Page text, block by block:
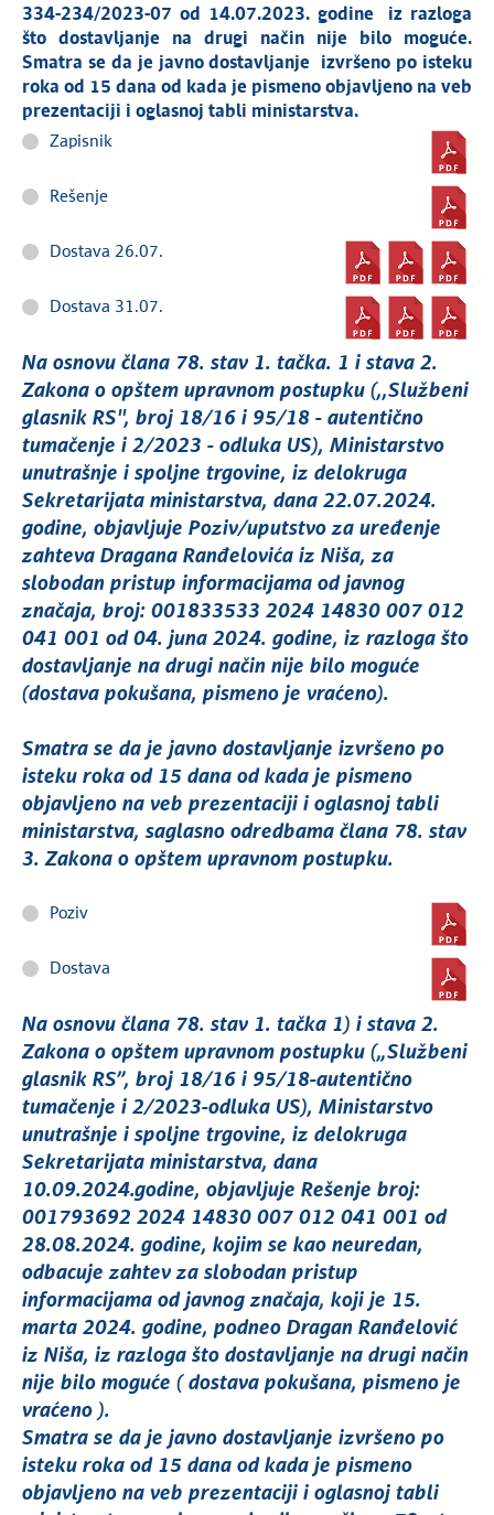
334-234/2023-07 od 14.07.2023. godine iz razloga
što dostavljanje na drugi način nije bilo moguće.
Smatra se da je javno dostavljanje izvršeno po isteku
roka od 15 dana od kada je pismeno objavljeno na veb
prezentaciji i oglasnoj tabli ministarstva.
Zapisnik
Rešenje
Dostava 26.07.
Dostava 31.07.
Na osnovu člana 78. stav 1. tačka. 1 i stava 2.
Zakona o opštem upravnom postupku (,,Službeni
glasnik RS'', broj 18/16 i 95/18 - autentično
tumačenje i 2/2023 - odluka US), Ministarstvo
unutrašnje i spoljne trgovine, iz delokruga
Sekretarijata ministarstva, dana 22.07.2024.
godine, objavljuje Poziv/uputstvo za uređenje
zahteva Dragana Ranđelovića iz Niša, za
slobodan pristup informacijama od javnog
značaja, broj: 001833533 2024 14830 007 012
041 001 od 04. juna 2024. godine, iz razloga što
dostavljanje na drugi način nije bilo moguće
(dostava pokušana, pismeno je vraćeno).
Smatra se da je javno dostavljanje izvršeno po
isteku roka od 15 dana od kada je pismeno
objavljeno na veb prezentaciji i oglasnoj tabli
ministarstva, saglasno odredbama člana 78. stav
3. Zakona o opštem upravnom postupku.
Poziv
Dostava
Na osnovu člana 78. stav 1. tačka 1) i stava 2.
Zakona o opštem upravnom postupku („Službeni
glasnik RS”, broj 18/16 i 95/18-autentično
tumačenje i 2/2023-odluka US), Ministarstvo
unutrašnje i spoljne trgovine, iz delokruga
Sekretarijata ministarstva, dana
10.09.2024.godine, objavljuje Rešenje broj:
001793692 2024 14830 007 012 041 001 od
28.08.2024. godine, kojim se kao neuredan,
odbacuje zahtev za slobodan pristup
informacijama od javnog značaja, koji je 15.
marta 2024. godine, podneo Dragan Ranđelović
iz Niša, iz razloga što dostavljanje na drugi način
nije bilo moguće ( dostava pokušana, pismeno je
vraćeno ).
Smatra se da je javno dostavljanje izvršeno po
isteku roka od 15 dana od kada je pismeno
objavljeno na veb prezentaciji i oglasnoj tabli